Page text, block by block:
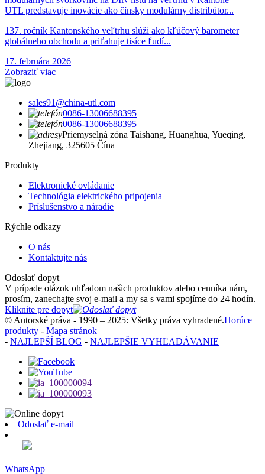
UTL predstavuje inovácie ako čínsky modulárny distribútor...
137. ročník Kantonského veľtrhu slúži ako kľúčový barometer
globálneho obchodu a priťahuje tisíce ľudí...
17. februára 2026
Zobraziť viac
sales91@china-utl.com
0086-13006688395
0086-13006688395
Priemyselná zóna Taishang, Huanghua, Yueqing,
Zhejiang, 325605 Čína
Produkty
Elektronické ovládanie
Technológia elektrického pripojenia
Príslušenstvo a náradie
Rýchle odkazy
O nás
Kontaktujte nás
Odoslať dopyt
V prípade otázok ohľadom našich produktov alebo cenníka nám,
prosím, zanechajte svoj e-mail a my sa s vami spojíme do 24 hodín.
Kliknite pre dopyt
© Autorské práva - 1990 – 2025: Všetky práva vyhradené.Horúce
produkty - Mapa stránok
- NAJLEPŠÍ BLOG - NAJLEPŠIE VYHĽADÁVANIE
Odoslať e-mail
WhatsApp